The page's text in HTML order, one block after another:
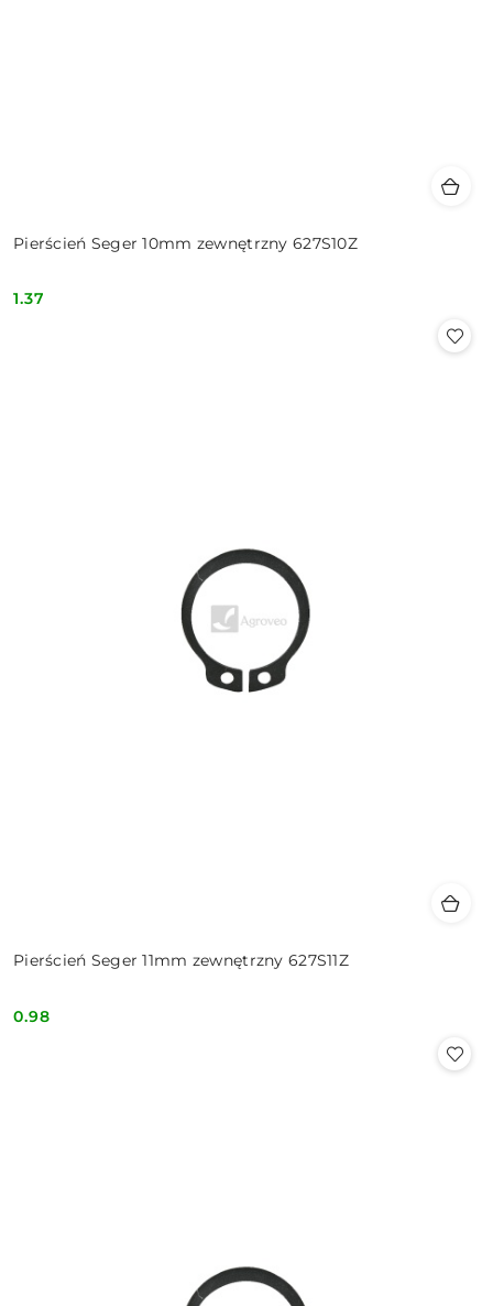
Pierścień Seger 10mm zewnętrzny 627S10Z
Cena:
1.37
Pierścień Seger 11mm zewnętrzny 627S11Z
Cena:
0.98